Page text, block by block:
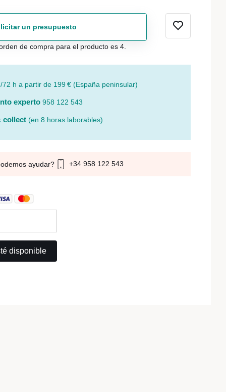
un presupuesto
de compra para el producto es 4.
72 h a partir de 199 € (España peninsular)
experto 958 122 543
collect (en 8 horas laborables)
ayudar? +34 958 122 543